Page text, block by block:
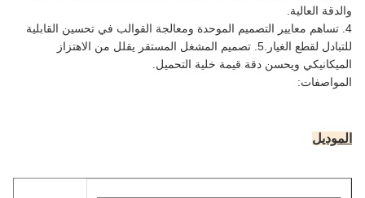
والدقة العالية.
4. تساهم معايير التصميم الموحدة ومعالجة القوالب في تحسين القابلية
للتبادل لقطع الغيار.
5. تصميم المشغل المستقر يقلل من الاهتزاز
الميكانيكي ويحسن دقة قيمة خلية التحميل.
المواصفات:
الموديل